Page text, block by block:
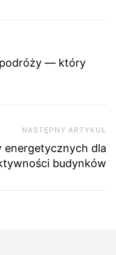
podróży — który
NASTĘPNY ARTYKUŁ
energetycznych dla
budynków